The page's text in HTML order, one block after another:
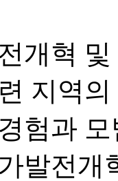
개혁
지역
험과
발전개